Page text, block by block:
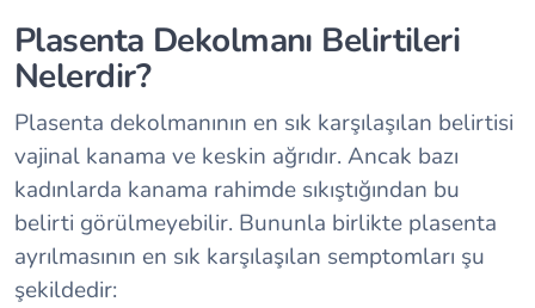
Plasenta Dekolmanı Belirtileri
Nelerdir?
Plasenta dekolmanının en sık karşılaşılan belirtisi
vajinal kanama ve keskin ağrıdır. Ancak bazı
kadınlarda kanama rahimde sıkıştığından bu
belirti görülmeyebilir. Bununla birlikte plasenta
ayrılmasının en sık karşılaşılan semptomları şu
şekildedir: